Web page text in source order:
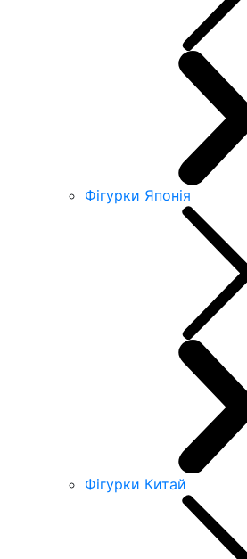
Фігурки Японія
Фігурки Китай